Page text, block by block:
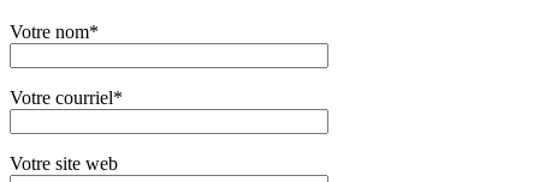
Votre nom*
Votre courriel*
Votre site web